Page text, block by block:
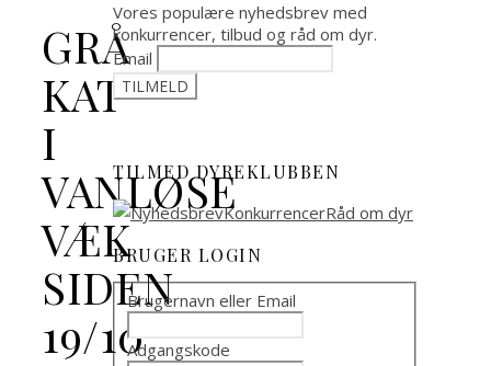
GRÅ
KAT
I
VANLØSE
VÆK
SIDEN
19/10
Vores populære nyhedsbrev med
konkurrencer, tilbud og råd om dyr.
Email
TILMED DYREKLUBBEN
BRUGER LOGIN
Brugernavn eller Email
Adgangskode